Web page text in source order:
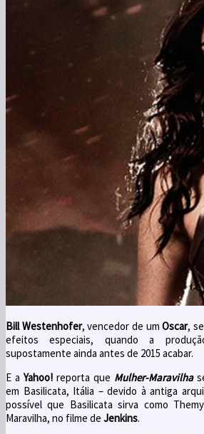
Bill Westenhofer, vencedor de umOscar,
efeitos especiais, quando a
supostamente ainda antes de 2015 acabar.
E aYahoo! reporta que Mulher-Maravilha
em Basilicata, Itália – devido à antiga
possível que Basilicata sirva como
Maravilha, no filme de Jenkins.